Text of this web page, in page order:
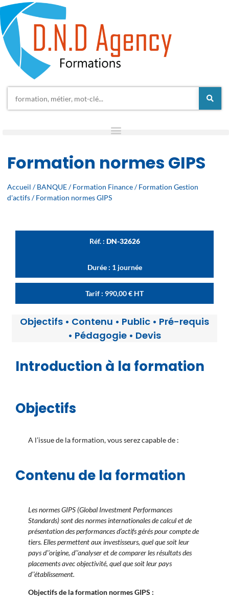
Formation normes GIPS
Accueil /BANQUE/Formation Finance/Formation Gestion
d'actifs/ Formation normes GIPS
Réf. : DN-32626
Durée : 1 journée
Tarif : 990,00€ HT
Objectifs • Contenu • Public • Pré-requis
• Pédagogie • Devis
Introduction à la formation
Objectifs
A l’issue de la formation, vous serez capable de :
Contenu de la formation
Les normes GIPS (Global Investment Performances
Standards) sont des normes internationales de calcul et de
présentation des performances d’actifs gérés pour compte de
tiers. Elles permettent aux investisseurs, quel que soit leur
pays d’’origine, d’’analyser et de comparer les résultats des
placements avec objectivité, quel que soit leur pays
d’’établissement.
Objectifs de la formation normes GIPS :